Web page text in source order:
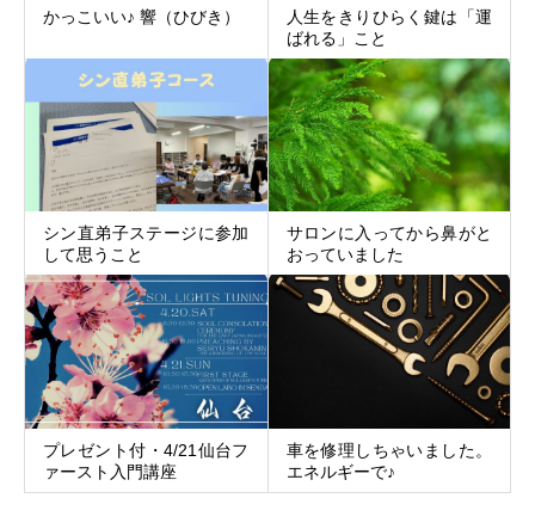
かっこいい♪ 響（ひびき）
人生をきりひらく鍵は「運
ばれる」こと
シン直弟子ステージに参加
して思うこと
サロンに入ってから鼻がと
おっていました
プレゼント付・4/21仙台フ
ァースト入門講座
車を修理しちゃいました。
エネルギーで♪